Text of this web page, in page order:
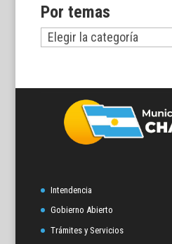
Por temas
Por
temas
Intendencia
Gobierno Abierto
Trámites y Servicios